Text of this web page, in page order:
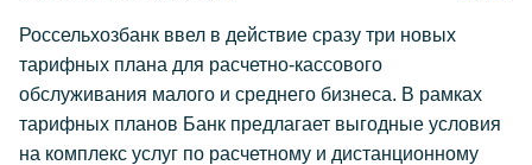
Россельхозбанк ввел в действие сразу три новых
тарифных плана для расчетно-кассового
обслуживания малого и среднего бизнеса. В рамках
тарифных планов Банк предлагает выгодные условия
на комплекс услуг по расчетному и дистанционному